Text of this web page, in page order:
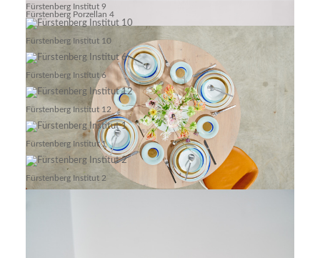
Fürstenberg Porzellan 4
Fürstenberg Institut 9
Fürstenberg Institut 10
Fürstenberg Institut 6
Fürstenberg Institut 12
Fürstenberg Institut 1
Fürstenberg Institut 2